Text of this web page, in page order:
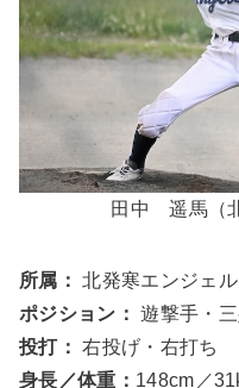
田中 遥馬（
所属： 北発寒エンジェル
ポジション： 遊撃手・
投打： 右投げ・右打ち
身長／体重： 148cm／